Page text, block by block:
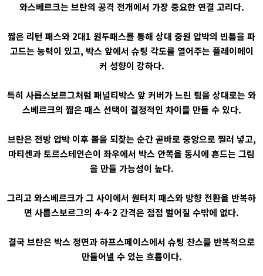
와스베르크는 브란의 공격 전개에서 가장 중요한 연결 고리다.
짧은 리턴 패스와 2대1 원투패스를 통해 상대 중원 압박의 빈틈을 파
고드는 능력이 있고, 박스 앞에서 슈팅 각도를 열어주는 플레이메이
커 성향이 강하다.
특히 사릅스보르그처럼 패널티박스 앞 커버가 느린 팀을 상대로는 와
스베르크의 짧은 패스 선택이 결정적인 차이를 만들 수 있다.
브란은 전방 압박 이후 볼을 되찾는 순간 곧바로 중앙으로 찔러 넣고,
마티센과 토르스테인슨이 좌우에서 박스 안쪽을 동시에 흔드는 그림
을 만들 가능성이 높다.
그리고 와스베르크가 그 사이에서 원터치 패스와 방향 전환을 반복하
면 사릅스보르그의 4-4-2 간격은 점점 벌어질 수밖에 없다.
결국 브란은 박스 정면과 하프스페이스에서 슈팅 찬스를 반복적으로
만들어낼 수 있는 흐름이다.